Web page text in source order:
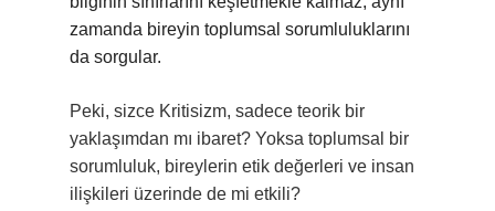
zamanda bireyin toplumsal sorumluluklarını
da sorgular.
Peki, sizce Kritisizm, sadece teorik bir
yaklaşımdan mı ibaret? Yoksa toplumsal bir
sorumluluk, bireylerin etik değerleri ve insan
ilişkileri üzerinde de mi etkili?